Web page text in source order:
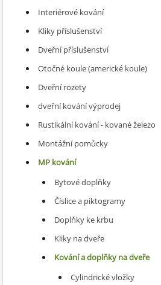
Interiérové kování
Kliky příslušenství
Dveřní příslušenství
Otočné koule (americké koule)
Dveřní rozety
dveřní kování výprodej
Rustikální kování - kované železo
Montážní pomůcky
MP kování
Bytové doplňky
Číslice a piktogramy
Doplňky ke krbu
Kliky na dveře
Kování a doplňky na dveře
Cylindrické vložky